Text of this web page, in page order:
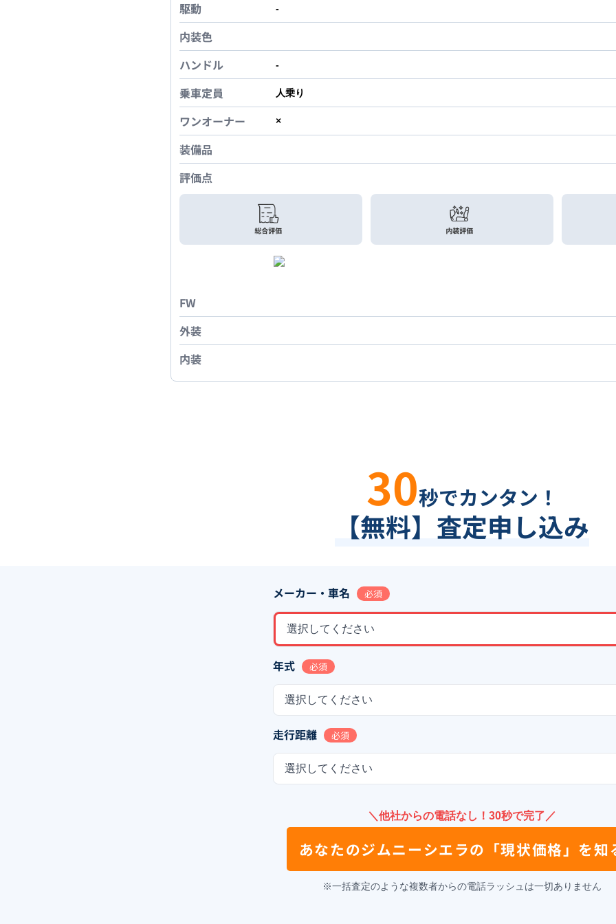
駆動 -
内装色
ハンドル
-
乗車定員 人乗り
ワンオーナー ×
装備品
評価点
FW
外装
内装
30秒でカンタン！
【無料】査定申し込み
メーカー・車名 必須
選択してください
年式 必須
選択してください
走行距離 必須
選択してください
＼他社からの電話なし！30秒で完了／
あなたのジムニーシエラの 「現状価格」を知
※一括査定のような複数者からの電話ラッシュは一切ありません